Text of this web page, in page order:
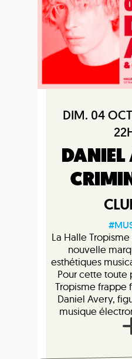
DIM. 04
DANIEL
La Halle Tropisme
nouvelle
esthétiques
Pour cette toute
Tropisme frappe
Daniel Avery,
musique